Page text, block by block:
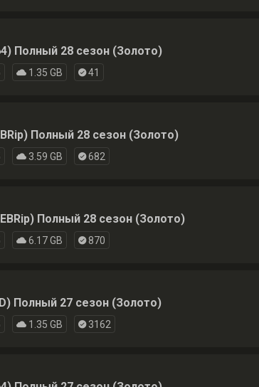
Полный 28 сезон (Золото)
1.35 GB 41
Полный 28 сезон (Золото)
3.59 GB 682
Полный 28 сезон (Золото)
6.17 GB 870
Полный 27 сезон (Золото)
1.35 GB 3162